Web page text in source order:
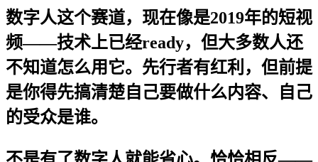
数字人这个赛道，现在像是2019年的短视
频——技术上已经ready，但大多数人还
不知道怎么用它。先行者有红利，但前提
是你得先搞清楚自己要做什么内容、自己
的受众是谁。